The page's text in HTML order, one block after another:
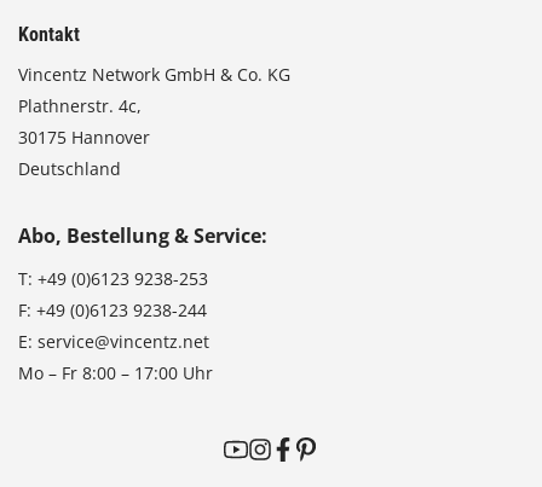
Kontakt
Vincentz Network GmbH & Co. KG
Plathnerstr. 4c,
30175 Hannover
Deutschland
Abo, Bestellung & Service:
T: +49 (0)6123 9238-253
F: +49 (0)6123 9238-244
E: service@vincentz.net
Mo – Fr 8:00 – 17:00 Uhr